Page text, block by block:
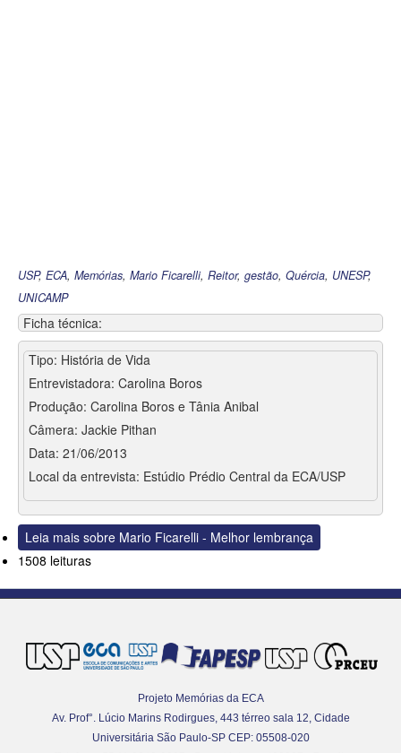
USP, ECA, Memórias, Mario Ficarelli, Reitor, gestão, Quércia, UNESP,
UNICAMP
Ficha técnica:
Tipo: História de Vida
Entrevistadora: Carolina Boros
Produção: Carolina Boros e Tânia Anibal
Câmera: Jackie Pithan
Data: 21/06/2013
Local da entrevista: Estúdio Prédio Central da ECA/USP
Leia mais sobre Mario Ficarelli - Melhor lembrança
1508 leituras
Projeto Memórias da ECA
Av. Prof°. Lúcio Marins Rodirgues, 443 térreo sala 12, Cidade
Universitária São Paulo-SP CEP: 05508-020